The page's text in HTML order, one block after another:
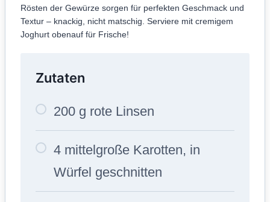
Rösten der Gewürze sorgen für perfekten Geschmack und
Textur – knackig, nicht matschig. Serviere mit cremigem
Joghurt obenauf für Frische!
Zutaten
200 g rote Linsen
4 mittelgroße Karotten, in
Würfel geschnitten